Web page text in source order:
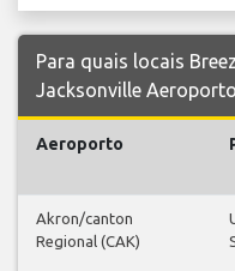
Para quais locais
Jacksonville
Aeroporto
Akron/canton
Regional (CAK)